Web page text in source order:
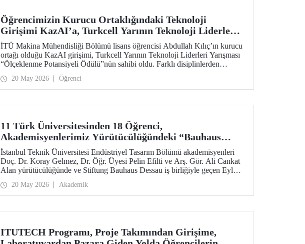
Öğrencimizin Kurucu Ortaklığındaki Teknoloji
Girişimi KazAI’a, Turkcell Yarının Teknoloji Liderleri
Yarışmasında “Ölçeklenme Potansiyeli Ödülü”
İTÜ Makina Mühendisliği Bölümü lisans öğrencisi Abdullah Kılıç’ın kurucu
ortağı olduğu KazAI girişimi, Turkcell Yarının Teknoloji Liderleri Yarışması
“Ölçeklenme Potansiyeli Ödülü”nün sahibi oldu. Farklı disiplinlerden
öğrenciler, girişimlerinde yapay zekâ, yazılım ve mühendislik alanlarını bir
araya getirdi.
20 May 2026 Öğrenci
11 Türk Üniversitesinden 18 Öğrenci,
Akademisyenlerimiz Yürütücülüğündeki “Bauhaus
Open Studios” Programına Katıldı
İstanbul Teknik Üniversitesi Endüstriyel Tasarım Bölümü akademisyenleri
Doç. Dr. Koray Gelmez, Dr. Öğr. Üyesi Pelin Efilti ve Arş. Gör. Ali Cankat
Alan yürütücülüğünde ve Stiftung Bauhaus Dessau iş birliğiyle geçen Eylül
20 May 2026 Akademik
ITUTECH Programı, Proje Takımından Girişime,